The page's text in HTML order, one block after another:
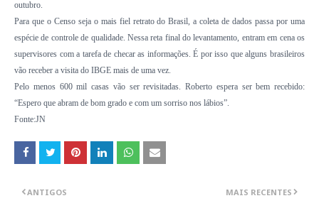
outubro.
Para que o Censo seja o mais fiel retrato do Brasil, a coleta de dados passa por uma
espécie de controle de qualidade. Nessa reta final do levantamento, entram em cena os
supervisores com a tarefa de checar as informações. É por isso que alguns brasileiros
vão receber a visita do IBGE mais de uma vez.
Pelo menos 600 mil casas vão ser revisitadas. Roberto espera ser bem recebido:
“Espero que abram de bom grado e com um sorriso nos lábios”.
Fonte:JN
MAIS RECENTES
ANTIGOS